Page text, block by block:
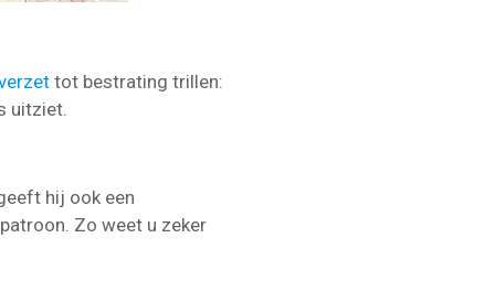
tot bestrating trillen:
uitziet.
hij ook een
Zo weet u zeker